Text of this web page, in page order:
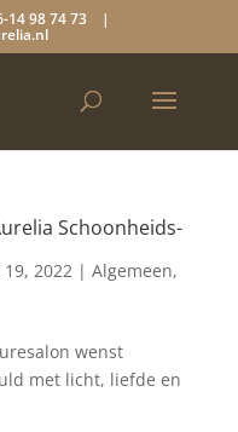
14 98 74 73 |
Schoonheids-
2022| Algemeen,
wenst
met licht, liefde en